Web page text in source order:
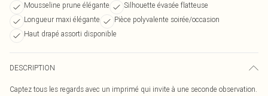
Mousseline prune élégante
Silhouette évasée flatteuse
Longueur maxi élégante
Pièce polyvalente soirée/occasion
Haut drapé assorti disponible
DESCRIPTION
Captez tous les regards avec un imprimé qui invite à une seconde observation.